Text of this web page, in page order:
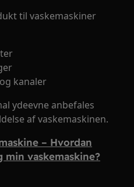
til vaskemaskiner
kanaler
ydeevne anbefales
af vaskemaskinen.
– Hvordan
min vaskemaskine?